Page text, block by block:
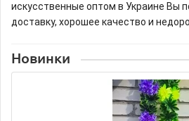
искусственные оптом в Украине Вы
доставку, хорошее качество и
Новинки